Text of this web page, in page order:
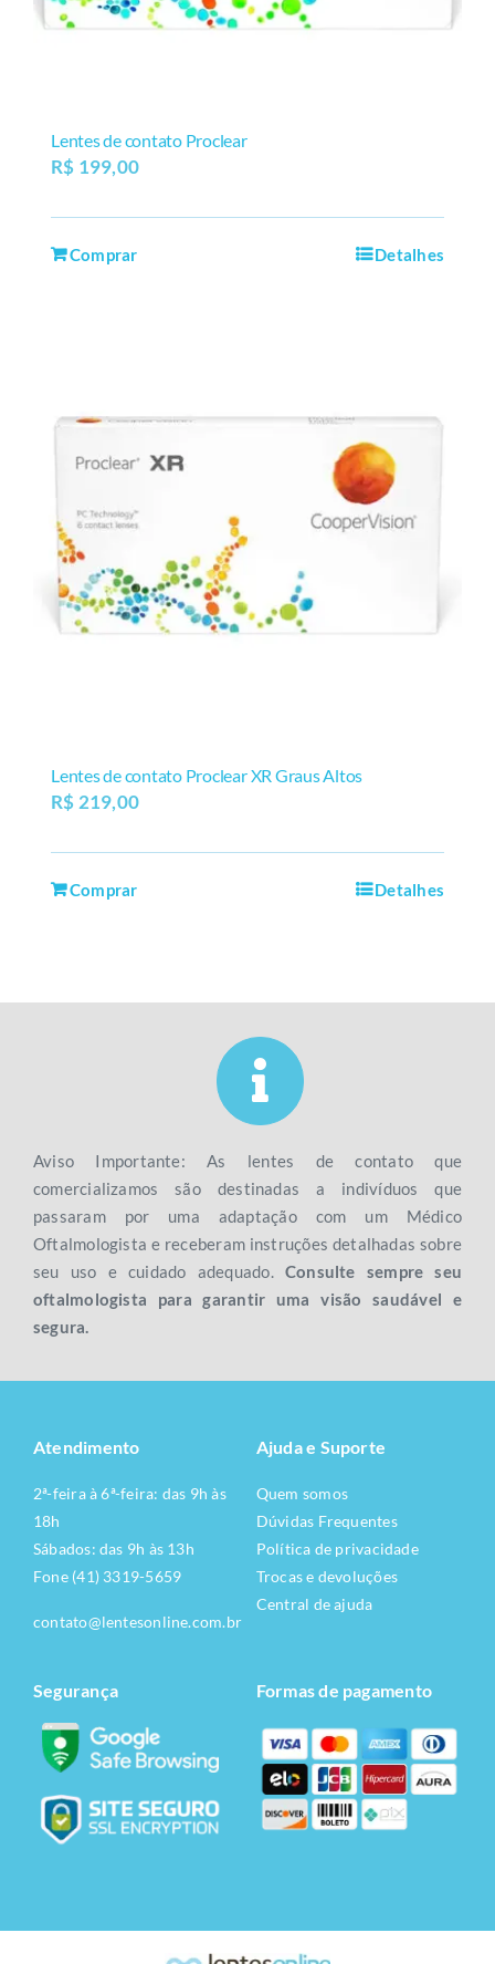
Lentes de contato Proclear
R$ 199,00
Comprar Detalhes
Lentes de contato Proclear XR Graus Altos
R$219,00
Comprar Detalhes
Aviso Importante: As lentes de contato que
comercializamos são destinadas a indivíduos que
passaram por uma adaptação com um Médico
Oftalmologista e receberam instruções detalhadas sobre
seu uso e cuidado adequado. Consulte sempre seu
oftalmologista para garantir uma visão saudável e
segura.
Atendimento
2ª-feira à 6ª-feira: das 9h às
18h
Sábados: das 9h às 13h
Fone (41) 3319-5659
contato@lentesonline.com.br
Ajuda e Suporte
Quem somos
Dúvidas Frequentes
Política de privacidade
Trocas e devoluções
Central de ajuda
Segurança Formas de pagamento